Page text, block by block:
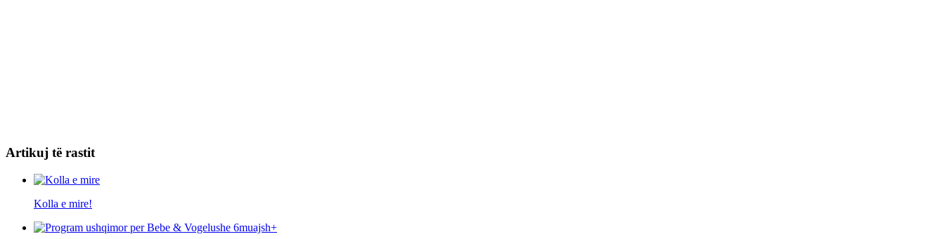
Artikuj të rastit
Kolla e mire!